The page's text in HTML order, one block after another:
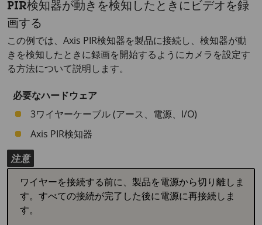
PIR検知器が動きを検知したときにビデオを録
画する
この例では、Axis PIR検知器を製品に接続し、検知器が動
きを検知したときに録画を開始するようにカメラを設定す
る方法について説明します。
必要なハードウェア
3ワイヤーケーブル (アース、電源、I/O)
Axis PIR検知器
注意
ワイヤーを接続する前に、製品を電源から切り離しま
す。すべての接続が完了した後に電源に再接続しま
す。